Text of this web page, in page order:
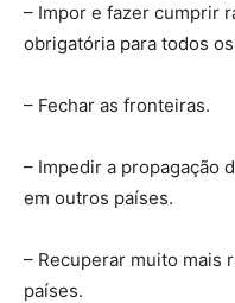
– Impor e fazer cumprir
obrigatória para todos
– Fechar as fronteiras.
– Impedir a propagação
em outros países.
– Recuperar muito mais
países.